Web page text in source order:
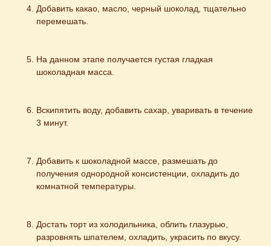
Добавить какао, масло, черный шоколад, тщательно
перемешать.
На данном этапе получается густая гладкая
шоколадная масса.
Вскипятить воду, добавить сахар, уваривать в течение
3 минут.
Добавить к шоколадной массе, размешать до
получения однородной консистенции, охладить до
комнатной температуры.
Достать торт из холодильника, облить глазурью,
разровнять шпателем, охладить, украсить по вкусу.